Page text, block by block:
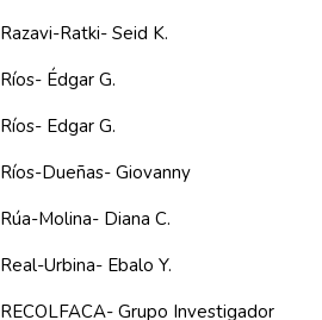
Razavi-Ratki- Seid K.
Ríos- Édgar G.
Ríos- Edgar G.
Ríos-Dueñas- Giovanny
Rúa-Molina- Diana C.
Real-Urbina- Ebalo Y.
RECOLFACA- Grupo Investigador